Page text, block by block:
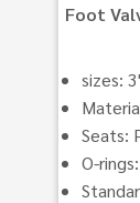
Foot
sizes:
Seats:
O-